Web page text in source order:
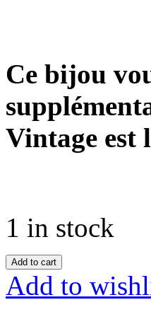
Ce bijou
Vintage est
1 in stock
Add to cart
Add to